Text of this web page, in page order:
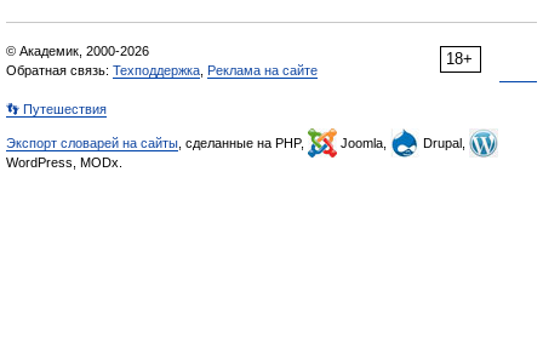
18+
© Академик, 2000-2026
Обратная связь: Техподдержка Реклама на сайте
👣 Путешествия
Экспорт словарей на сайты , сделанные на PHP, Joomla,
Drupal,
WordPress, MODx.